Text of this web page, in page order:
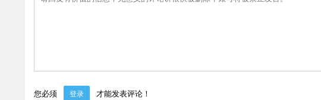
您必须 登录 才能发表评论！